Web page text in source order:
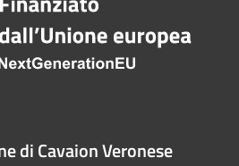
di Cavaion Veronese